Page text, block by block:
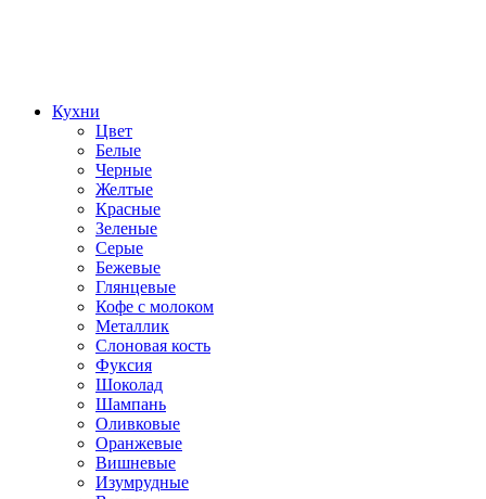
Кухни
Цвет
Белые
Черные
Желтые
Красные
Зеленые
Серые
Бежевые
Глянцевые
Кофе с молоком
Металлик
Слоновая кость
Фуксия
Шоколад
Шампань
Оливковые
Оранжевые
Вишневые
Изумрудные